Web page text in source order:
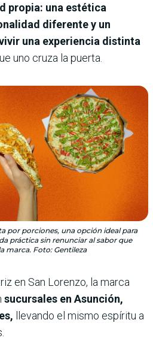
propia: una estética
diferente y un
una experiencia distinta
uno cruza la puerta.
por porciones, una opción ideal para
práctica sin renunciar al sabor que
marca. Foto: Gentileza
en San Lorenzo, la marca
sucursales en Asunción,
llevando el mismo espíritu a